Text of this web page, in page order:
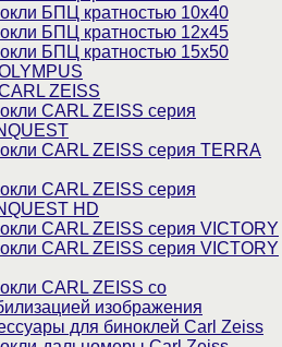
БПЦ кратностью 10х40
БПЦ кратностью 12х45
БПЦ кратностью 15х50
ZEISS
CARL ZEISS серия
CARL ZEISS серия TERRA
CARL ZEISS серия
HD
CARL ZEISS серия VICTORY
CARL ZEISS серия VICTORY
CARL ZEISS со
изображения
для биноклей Carl Zeiss